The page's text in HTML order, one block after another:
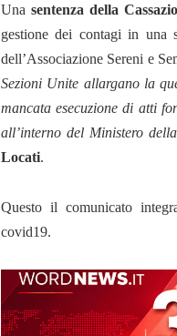
Unasentenza della
gestione dei contagi in una
dell’Associazione Sereni e
Sezioni Unite allargano la
mancata esecuzione di atti
all’interno del Ministero
Locati.
Questo il comunicato
covid19.